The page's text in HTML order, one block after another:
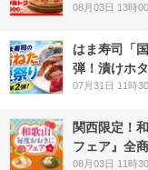
08月03日 13時
はま寿司「
弾！漬けホ
07月31日 11時
関西限定！
フェア』全
08月03日 11時